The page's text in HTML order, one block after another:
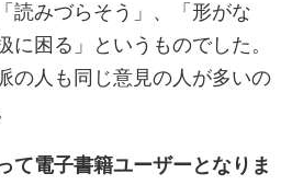
読みづらそう」、「形がな
に困る」というものでした。
の人も同じ意見の人が多いの
て電子書籍ユーザーとなりま